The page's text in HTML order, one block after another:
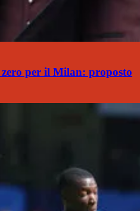
per il Milan: proposto